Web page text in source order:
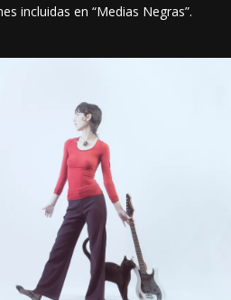
incluidas en “Medias Negras”.